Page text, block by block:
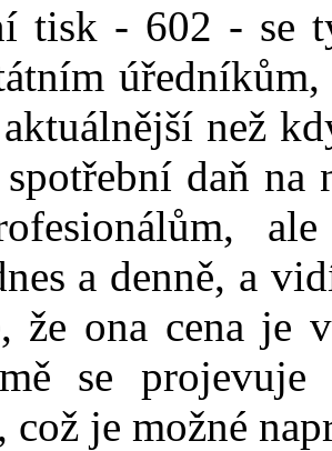
tisk - 602 - se
než
daň na
a denně, a
že ona cena je
se
což je možné